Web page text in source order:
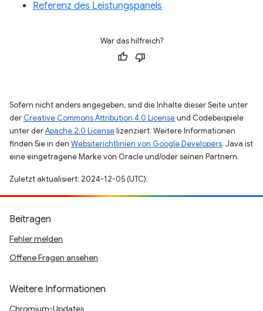
Referenz des Leistungspanels
War das hilfreich?
Sofern nicht anders angegeben, sind die Inhalte dieser Seite unter
der Creative Commons Attribution 4.0 Licenseund Codebeispiele
unter derApache 2.0 Licenselizenziert. Weitere Informationen
finden Sie in den Websiterichtlinien von Google Developers. Java ist
eine eingetragene Marke von Oracle und/oder seinen Partnern.
Zuletzt aktualisiert: 2024-12-05 (UTC).
Beitragen
Fehler melden
Offene Fragen ansehen
Weitere Informationen
Chromium-Updates